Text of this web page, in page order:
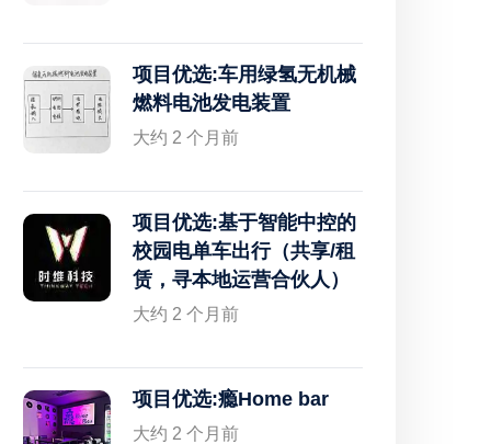
项目优选:车用绿氢无机械
燃料电池发电装置
大约 2 个月前
项目优选:基于智能中控的
校园电单车出行（共享/租
赁，寻本地运营合伙人）
大约 2 个月前
项目优选:瘾Home bar
大约 2 个月前